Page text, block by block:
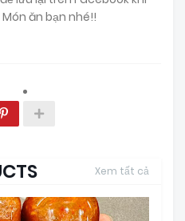
ăn bạn nhé!!
Xem tất cả